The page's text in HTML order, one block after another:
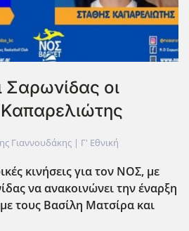
Σαρωνίδας οι
Γιαννουδάκης | Γ' Εθνική
κινήσεις για τον ΝΟΣ, με
να ανακοινώνει την έναρξη
τους Βασίλη Ματσίρα και